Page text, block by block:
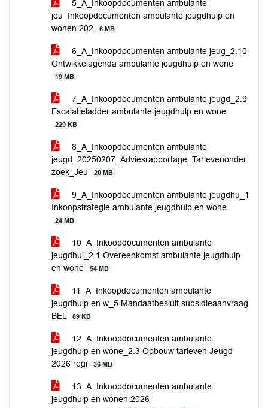
5_A_Inkoopdocumenten ambulante
jeu_Inkoopdocumenten ambulante jeugdhulp en
wonen 202
6 MB
6_A_Inkoopdocumenten ambulante jeug_2.10
Ontwikkelagenda ambulante jeugdhulp en wone
19 MB
7_A_Inkoopdocumenten ambulante jeugd_2.9
Escalatieladder ambulante jeugdhulp en wone
229 KB
8_A_Inkoopdocumenten ambulante
jeugd_20250207_Adviesrapportage_Tarievenonder
zoek_Jeu
20 MB
9_A_Inkoopdocumenten ambulante jeugdhu_1
Inkoopstrategie ambulante jeugdhulp en wone
24 MB
10_A_Inkoopdocumenten ambulante
jeugdhul_2.1 Overeenkomst ambulante jeugdhulp
en wone
54 MB
11_A_Inkoopdocumenten ambulante
jeugdhulp en w_5 Mandaatbesluit subsidieaanvraag
BEL
89 KB
12_A_Inkoopdocumenten ambulante
jeugdhulp en wone_2.3 Opbouw tarieven Jeugd
2026 regi
36 MB
13_A_Inkoopdocumenten ambulante
jeugdhulp en wonen 2026